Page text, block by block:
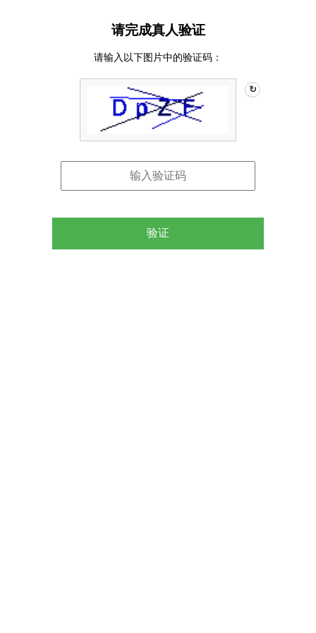
请完成真人验证
请输入以下图片中的验证码：
↻
验证